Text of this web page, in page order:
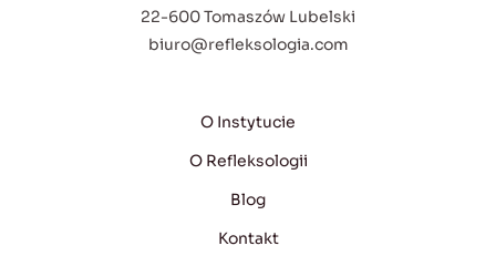
22-600 Tomaszów Lubelski
biuro@refleksologia.com
O Instytucie
O Refleksologii
Blog
Kontakt